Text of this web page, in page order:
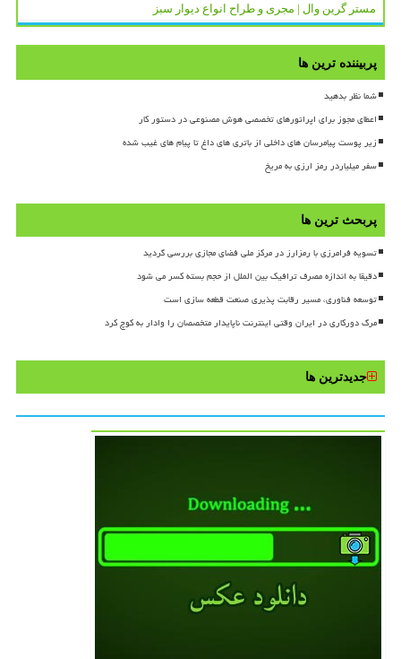
مستر گرین وال | مجری و طراح انواع دیوار سبز
پربیننده ترین ها
شما نظر بدهید
اعطای مجوز برای اپراتورهای تخصصی هوش مصنوعی در دستور کار
زیر پوست پیامرسان های داخلی از باتری های داغ تا پیام های غیب شده
سفر میلیاردر رمز ارزی به مریخ
پربحث ترین ها
تسویه فرامرزی با رمزارز در مرکز ملی فضای مجازی بررسی گردید
دقیقا به اندازه مصرف ترافیک بین الملل از حجم بسته کسر می شود
توسعه فناوری، مسیر رقابت پذیری صنعت قطعه سازی است
مرگ دورکاری در ایران وقتی اینترنت ناپایدار متخصصان را وادار به کوچ کرد
جدیدترین ها